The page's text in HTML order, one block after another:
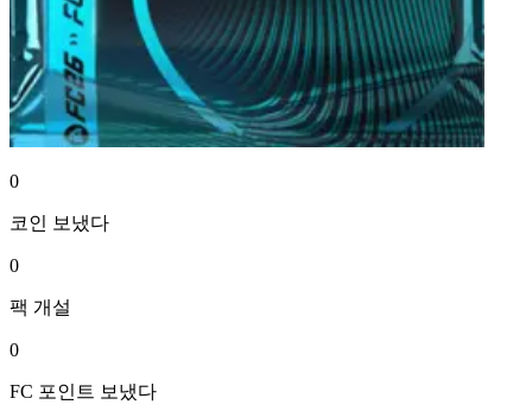
0
코인 보냈다
0
팩 개설
0
FC 포인트 보냈다